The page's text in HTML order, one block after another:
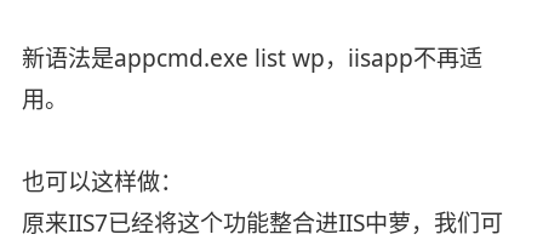
新语法是appcmd.exe list wp，iisapp不再适
用。
也可以这样做：
原来IIS7已经将这个功能整合进IIS中萝，我们可